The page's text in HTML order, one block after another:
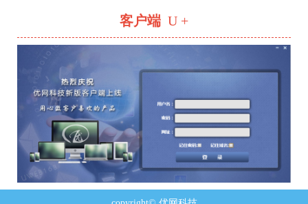
客户端 U +